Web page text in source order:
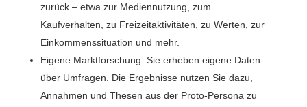
zurück – etwa zur Mediennutzung, zum
Kaufverhalten, zu Freizeitaktivitäten, zu Werten, zur
Einkommenssituation und mehr.
Eigene Marktforschung: Sie erheben eigene Daten
über Umfragen. Die Ergebnisse nutzen Sie dazu,
Annahmen und Thesen aus der Proto-Persona zu